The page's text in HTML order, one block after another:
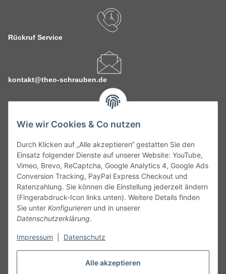
Alle akzeptieren
Wie wir Cookies & Co nutzen
Durch Klicken auf „Alle akzeptieren“ gestatten Sie den
Einsatz folgender Dienste auf unserer Website: YouTube,
Vimeo, Brevo, ReCaptcha, Google Analytics 4, Google Ads
Conversion Tracking, PayPal Express Checkout und
Ratenzahlung. Sie können die Einstellung jederzeit ändern
(Fingerabdruck-Icon links unten). Weitere Details finden
Sie unter Konfigurieren und in unserer
Datenschutzerklärung.
Impressum Datenschutz
Rückruf Service
kontakt@theo-schrauben.de
Service
Gesetzliche Informationen
Alle technischen Angaben ohne Gewähr. Irrtümer und fehlerhafte
Angaben vorbehalten. Wenn Sie Datenblätter oder spezielle
unseren Kundenservice. Abbildungen der Artikel können